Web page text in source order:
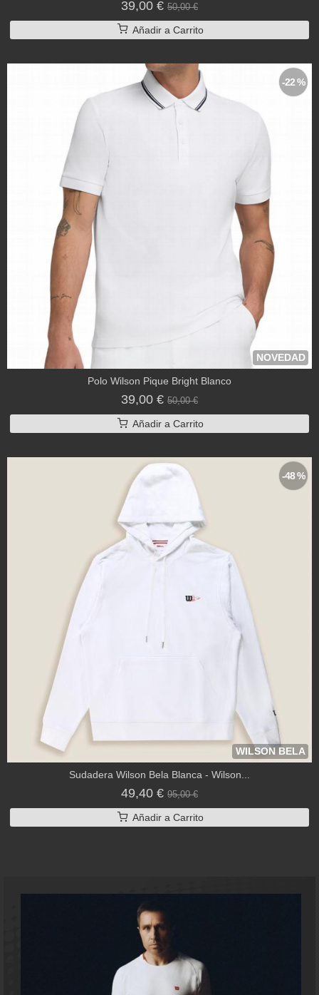
39,00 € 50,00 €
Añadir a Carrito
NOVEDAD
-22 %
Polo Wilson Pique Bright Blanco
39,00 € 50,00 €
Añadir a Carrito
WILSON BELA
-48 %
Sudadera Wilson Bela Blanca - Wilson...
49,40 € 95,00 €
Añadir a Carrito